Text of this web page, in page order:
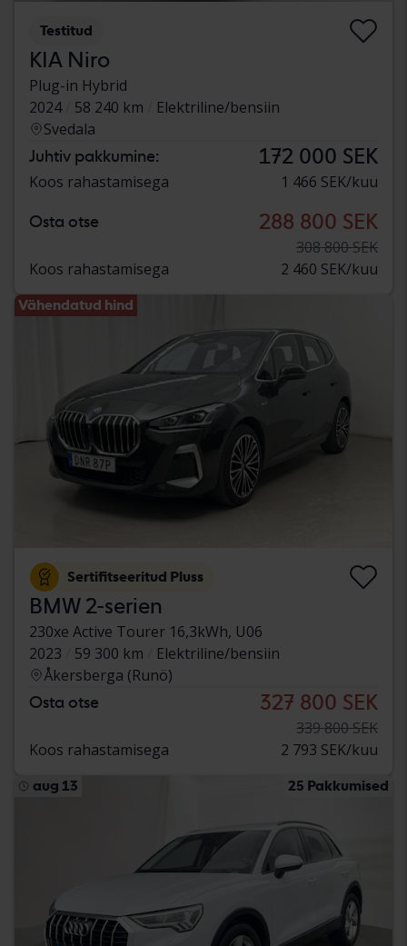
Testitud
KIA Niro
Plug-in Hybrid
2024
58 240 km
Elektriline/bensiin
Svedala
Juhtiv pakkumine: 172 000 SEK
Koos rahastamisega 1 466 SEK/kuu
Osta otse 288 800 SEK
308 800 SEK
Koos rahastamisega
2 460 SEK/kuu
Vähendatud hind
Sertifitseeritud Pluss
BMW 2-serien
230xe Active Tourer 16,3kWh, U06
2023
59 300 km
Elektriline/bensiin
Åkersberga (Runö)
Osta otse 327 800 SEK
339 800 SEK
Koos rahastamisega
2 793 SEK/kuu
aug 13 25 Pakkumised